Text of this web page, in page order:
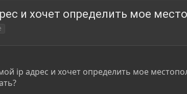
и хочет определить мое
ip адрес и хочет определить мое